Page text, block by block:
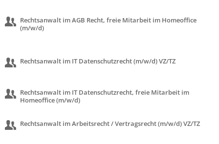
Rechtsanwalt im AGB Recht, freie Mitarbeit im Homeoffice
(m/w/d)
Rechtsanwalt im IT Datenschutzrecht (m/w/d) VZ/TZ
Rechtsanwalt im IT Datenschutzrecht, freie Mitarbeit im
Homeoffice (m/w/d)
Rechtsanwalt im Arbeitsrecht / Vertragsrecht (m/w/d) VZ/TZ